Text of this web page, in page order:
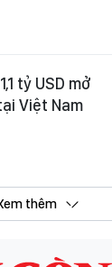
tỷ USD mở
Việt Nam
thêm